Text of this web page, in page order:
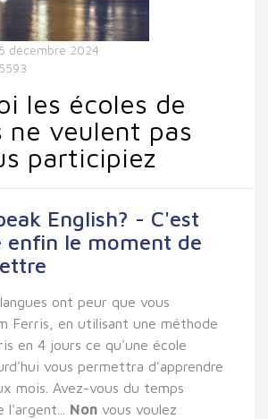
décembre 2024
les écoles de
ne veulent pas
participiez
English? - C'est
enfin le moment de
ont peur que vous
Ferris, en utilisant une méthode
en 4 jours ce qu'une école
vous permettra d'apprendre
mois. Avez-vous du temps
l'argent... Non vous voulez